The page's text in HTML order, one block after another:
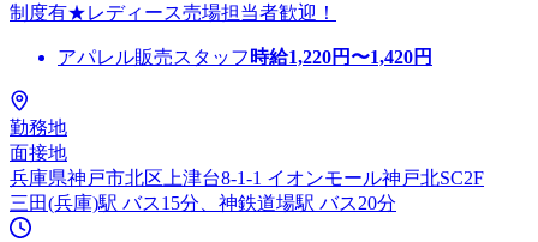
制度有★レディース売場担当者歓迎！
アパレル販売スタッフ 時給1,220円〜1,420円
勤務地
面接地
兵庫県神戸市北区上津台8-1-1 イオンモール神戸北SC2F
三田(兵庫)駅 バス15分、神鉄道場駅 バス20分